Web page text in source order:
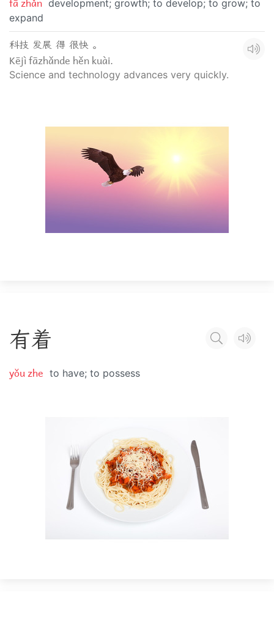
development; growth; to develop; to grow; to
expand
科技 发展 得 很快 。
Kējì fāzhǎnde hěn kuài.
Science and technology advances very quickly.
有着
yǒu zhe to have; to possess